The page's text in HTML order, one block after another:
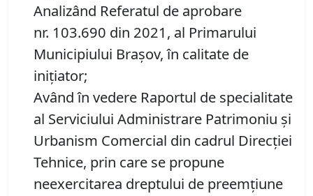
Analizând Referatul de aprobare
nr. 103.690 din 2021, al Primarului
Municipiului Braşov, în calitate de
inițiator;
Având în vedere Raportul de specialitate
al Serviciului Administrare Patrimoniu şi
Urbanism Comercial din cadrul Direcţiei
Tehnice, prin care se propune
neexercitarea dreptului de preemţiune